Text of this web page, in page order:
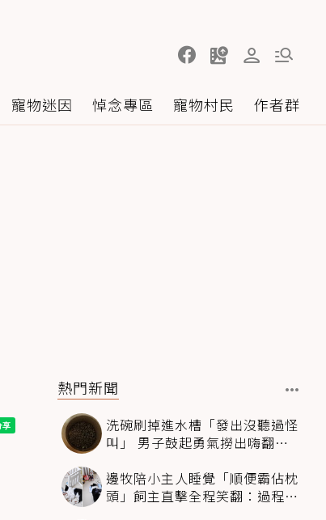
寵物迷因 悼念專區 寵物村民 作者群
熱門新聞
洗碗刷掉進水槽「發出沒聽過怪
叫」 男子鼓起勇氣撈出嗨翻：
邊牧陪小主人睡覺「順便霸佔枕
頭」飼主直擊全程笑翻：過程絲